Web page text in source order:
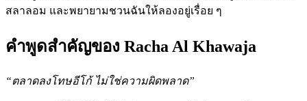
สลาลอม และพยายามชวนฉันให้ลองอยู่เรื่อย ๆ
คำพูดสำคัญของ Racha Al Khawaja
“ตลาดลงโทษอีโก้ ไม่ใช่ความผิดพลาด”